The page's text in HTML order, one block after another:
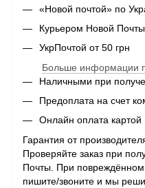
«Новой почтой» по
Курьером Новой
УкрПочтой от 50 грн
Больше информации
Наличными при
Предоплата на счет
Онлайн оплата картой
Гарантия от
Проверяйте заказ при
Почты. При
пишите/звоните и мы